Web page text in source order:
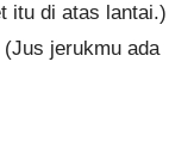
itu di atas lantai.)
jerukmu ada